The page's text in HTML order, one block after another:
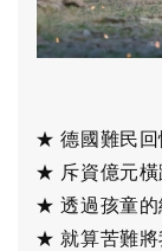
★ 德國難民回
★ 斥資億元橫
★ 透過孩童的
★ 就算苦難將